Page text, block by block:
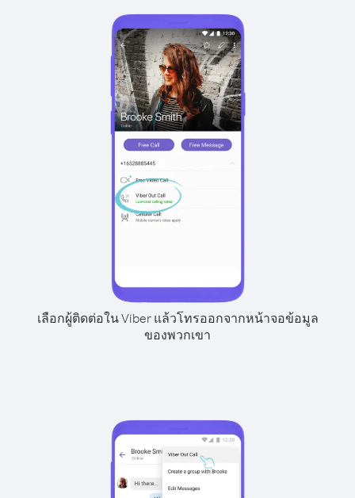
เลือกผู้ติดต่อใน Viber แล้วโทรออกจากหน้าจอข้อมูล
ของพวกเขา